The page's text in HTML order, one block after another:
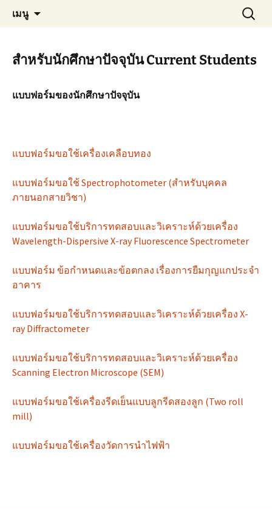
เนื้อหา
MT KMUTT
Materials Technology, KMUTT
เมนู
ค้นหา
สำหรับ:
สำหรับนักศึกษาปัจจุบัน Current Students
แบบฟอร์มของนักศึกษาปัจจุบัน
แบบฟอร์มขอใช้เครื่องเคลือบทอง
แบบฟอร์มขอใช้ Spectrophotometer (สำหรับบุคคล
ภายนอกสายวิชา)
แบบฟอร์มขอใช้บริการทดสอบและวิเคราะห์ด้วยเครื่อง
Wavelength-Dispersive X-ray Fluorescence Spectrometer
แบบฟอร์ม ข้อกำหนดและข้อตกลง เรื่องการยืมกุญแกประจำ
อาคาร
แบบฟอร์มขอใช้บริการทดสอบและวิเคราะห์ด้วยเครื่อง X-
ray Diffractometer
แบบฟอร์มขอใช้บริการทดสอบและวิเคราะห์ด้วยเครื่อง
Scanning Electron Microscope (SEM)
แบบฟอร์มขอใช้เครื่องรีดเย็นแบบลูกรีดสองลูก (Two roll
mill)
แบบฟอร์มขอใช้เครื่องวัดการนำไฟฟ้า